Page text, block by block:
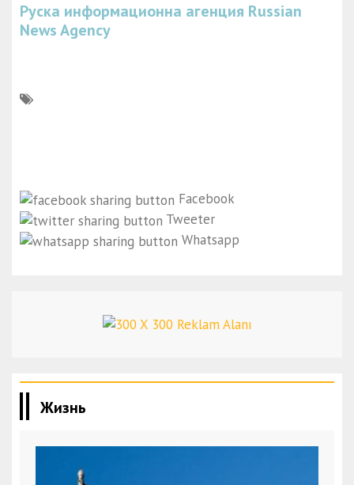
Руска информационна агенция Russian
News Agency
Facebook
Tweeter
Whatsapp
Жизнь